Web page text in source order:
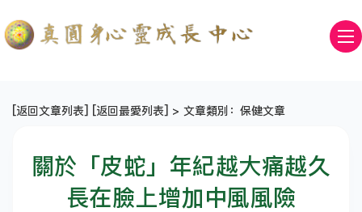
[返回文章列表] [返回最愛列表] > 文章類別：保健文章
關於「皮蛇」年紀越大痛越久
長在臉上增加中風風險